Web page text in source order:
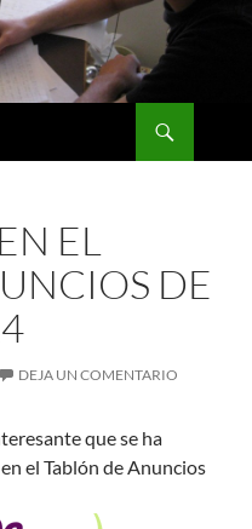
EL
DE
DEJA UN COMENTARIO
que se ha
el Tablón de Anuncios